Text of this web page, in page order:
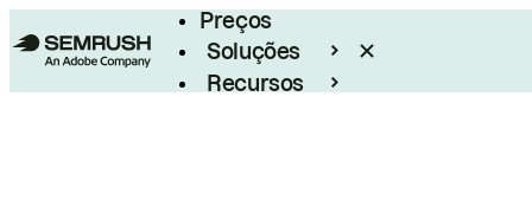
Preços
Soluções
Recursos